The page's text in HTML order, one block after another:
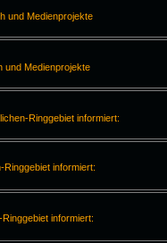
und Medienprojekte
und Medienprojekte
Ringgebiet informiert:
Ringgebiet informiert:
informiert: